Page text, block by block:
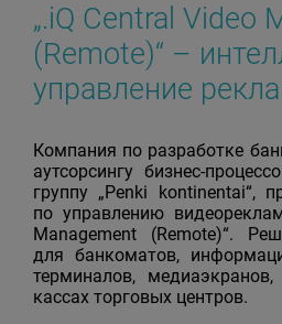
„.iQ Central Video
(Remote)“ –
управление
Компания по разработке
аутсорсингу бизнес-
группу „Penki kontinentai“,
по управлению
Management (Remote)“.
для банкоматов,
терминалов,
кассах торговых центров.